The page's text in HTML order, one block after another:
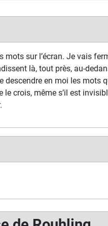
sur l’écran. Je vais
là, tout près, au-
en moi les
crois, même s’il est